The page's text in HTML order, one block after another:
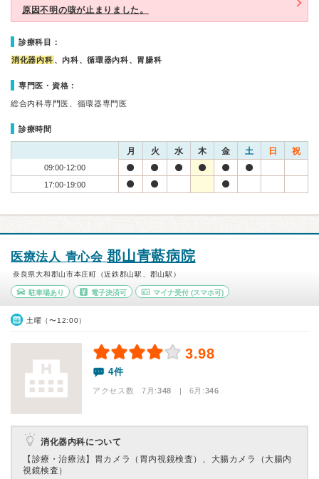
原因不明の咳が止まりました。
診療科目：
消化器内科 、内科、循環器内科、胃腸科
専門医・資格：
総合内科専門医、循環器専門医
診療時間
月 火 水 木 金 土 日 祝
09:00-12:00
17:00-19:00
医療法人 青心会郡山青藍病院
奈良県大和郡山市本庄町（近鉄郡山駅、郡山駅）
駐車場あり 電子決済可 マイナ受付 (スマホ可)
土曜（〜12:00）
3.98
4件
アクセス数 7月:348 | 6月:346
消化器内科について
【診療・治療法】 胃カメラ（胃内視鏡検査）、大腸カメラ（大腸内
視鏡検査）